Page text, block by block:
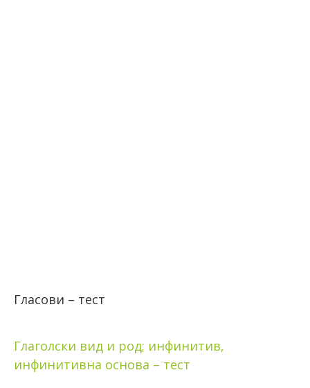
Гласови – тест
Глаголски вид и род; инфинитив,
инфинитивна основа – тест